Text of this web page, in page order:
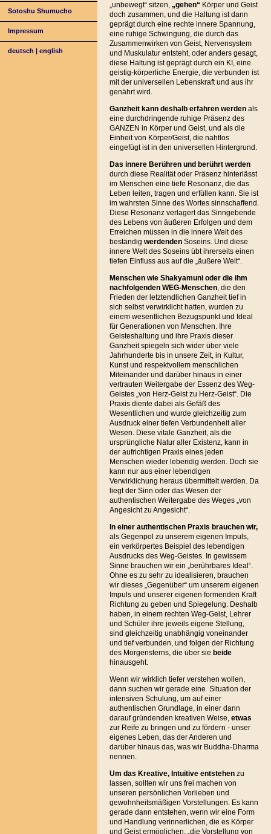
Sotoshu Shumucho
Impressum
deutsch |english
„unbewegt“ sitzen, „gehen“ Körper und Geist
doch zusammen, und die Haltung ist dann
geprägt durch eine rechte innere Spannung,
eine ruhige Schwingung, die durch das
Zusammenwirken von Geist, Nervensystem
und Muskulatur entsteht, oder anders gesagt,
diese Haltung ist geprägt durch ein KI, eine
geistig-körperliche Energie, die verbunden ist
mit der universellen Lebenskraft und aus ihr
genährt wird.
Ganzheit kann deshalb erfahren werdenals
eine durchdringende ruhige Präsenz des
GANZEN in Körper und Geist, und als die
Einheit von Körper/Geist, die nahtlos
eingefügt ist in den universellen Hintergrund.
Das innere Berühren und berührt werden
durch diese Realität oder Präsenz hinterlässt
im Menschen eine tiefe Resonanz, die das
Leben leiten, tragen und erfüllen kann. Sie ist
im wahrsten Sinne des Wortes sinnschaffend.
Diese Resonanz verlagert das Sinngebende
des Lebens von äußeren Erfolgen und dem
Erreichen müssen in die innere Welt des
beständig werdendenSoseins. Und diese
innere Welt des Soseins übt ihrerseits einen
tiefen Einfluss aus auf die „äußere Welt“.
Menschen wie Shakyamuni oder die ihm
nachfolgenden WEG-Menschen, die den
Frieden der letztendlichen Ganzheit tief in
sich selbst verwirklicht hatten, wurden zu
einem wesentlichen Bezugspunkt und Ideal
für Generationen von Menschen. Ihre
Geisteshaltung und ihre Praxis dieser
Ganzheit spiegeln sich wider über viele
Jahrhunderte bis in unsere Zeit, in Kultur,
Kunst und respektvollem menschlichen
Miteinander und darüber hinaus in einer
vertrauten Weitergabe der Essenz des Weg-
Geistes „von Herz-Geist zu Herz-Geist“. Die
Praxis diente dabei als Gefäß des
Wesentlichen und wurde gleichzeitig zum
Ausdruck einer tiefen Verbundenheit aller
Wesen. Diese vitale Ganzheit, als die
ursprüngliche Natur aller Existenz, kann in
der aufrichtigen Praxis eines jeden
Menschen wieder lebendig werden. Doch sie
kann nur aus einer lebendigen
Verwirklichung heraus übermittelt werden. Da
liegt der Sinn oder das Wesen der
authentischen Weitergabe des Weges „von
Angesicht zu Angesicht“.
In einer authentischen Praxis brauchen wir,
als Gegenpol zu unserem eigenen Impuls,
ein verkörpertes Beispiel des lebendigen
Ausdrucks des Weg-Geistes. In gewissem
Sinne brauchen wir ein „berührbares Ideal“.
Ohne es zu sehr zu idealisieren, brauchen
wir dieses „Gegenüber“ um unserem eigenen
Impuls und unserer eigenen formenden Kraft
Richtung zu geben und Spiegelung. Deshalb
haben, in einem rechten Weg-Geist, Lehrer
und Schüler ihre jeweils eigene Stellung,
sind gleichzeitig unabhängig voneinander
und tief verbunden, und folgen der Richtung
des Morgensterns, die über sie beide
hinausgeht.
Wenn wir wirklich tiefer verstehen wollen,
dann suchen wir gerade eine Situation der
intensiven Schulung, um auf einer
authentischen Grundlage, in einer dann
darauf gründenden kreativen Weise, etwas
zur Reife zu bringen und zu fördern - unser
eigenes Leben, das der Anderen und
darüber hinaus das, was wir Buddha-Dharma
nennen.
Um das Kreative, Intuitive entstehenzu
lassen, sollten wir uns frei machen von
unseren persönlichen Vorlieben und
gewohnheitsmäßigen Vorstellungen. Es kann
gerade dann entstehen, wenn wir eine Form
und Handlung verinnerlichen, die es Körper
und Geist ermöglichen, „die Vorstellung von